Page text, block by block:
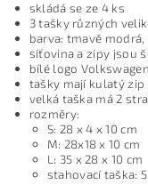
skládá se ze 4 ks
3 tašky různých
barva: tmavě modrá,
síťovina a zipy jsou
bílé logo
tašky mají kulatý
velká taška má 2
rozměry:
S: 28 x 4 x 10 cm
M: 28x18 x 10 cm
L: 35 x 28 x 10 cm
stahovací taška: